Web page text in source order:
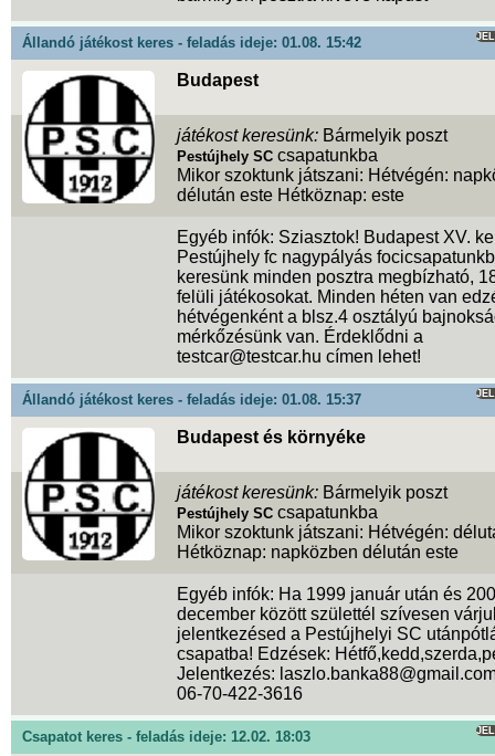
Állandó játékost keres - feladás ideje: 01.08. 15:42
Budapest
játékost keresünk: Bármelyik poszt
Pestújhely SC csapatunkba
Mikor szoktunk játszani: Hétvégén:
délután este Hétköznap: este
Egyéb infók: Sziasztok! Budapest XV.
Pestújhely fc nagypályás
keresünk minden posztra megbízható,
felüli játékosokat. Minden héten van
hétvégenként a blsz.4 osztályú
mérkőzésünk van. Érdeklődni a
testcar@testcar.hu címen lehet!
Állandó játékost keres - feladás ideje: 01.08. 15:37
Budapest és környéke
játékost keresünk: Bármelyik poszt
Pestújhely SC csapatunkba
Mikor szoktunk játszani: Hétvégén:
Hétköznap: napközben délután este
Egyéb infók: Ha 1999 január után és
december között születtél szívesen
jelentkezésed a Pestújhelyi SC
csapatba! Edzések:
Jelentkezés:
06-70-422-3616
Csapatot keres - feladás ideje: 12.02. 18:03